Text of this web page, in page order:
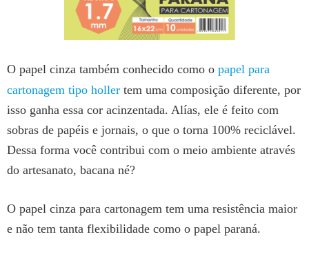
O papel cinza também conhecido como o papel para
cartonagem tipo holler tem uma composição diferente, por
isso ganha essa cor acinzentada. Alías, ele é feito com
sobras de papéis e jornais, o que o torna 100% reciclável.
Dessa forma você contribui com o meio ambiente através
do artesanato, bacana né?
O papel cinza para cartonagem tem uma resistência maior
e não tem tanta flexibilidade como o papel paraná.